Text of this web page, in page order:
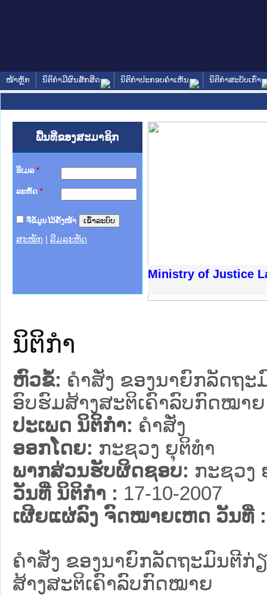
ໜ້າຫຼັກ ນິຕິກໍາມີຜົນສັກສິດ ນິຕິກໍາປະກອບຄໍາເຫັນ ນິຕິກໍາສະບັບເກົ່າ
ພື້ນທີ່ຂອງສະມາຊິກ
ອີເມລ *
ລະຫັດ *
ຈື່ຂໍ້ມູນໄວ້ຄັ້ງໜ້າ
ສະໝັກ ລືມລະຫັດ
Ministry of Justice
ຊາຊົນ ພາກເໜືອ
ການ
ກາງ
ກໃຕ້
ນຕຳຫຼວດປະຊາຊົນ
ສັນຕິບານປະຊາຊົນ
ກເໜືອ
ຊາຊົນ ພາກກາງ
ນິຕິກໍາ
ຫົວຂໍ້: ຄຳສັ່ງ ຂອງນາຍົກລັດຖະ
ອົບຮົມສ້າງສະຕິເຄົາລົບກົດໝາຍ
ປະເພດ ນິຕິກໍາ: ຄໍາສັ່ງ
ອອກໂດຍ: ກະຊວງ ຍຸຕິທໍາ
ພາກສ່ວນຮັບຜິດຊອບ: ກະຊວງ
ວັນທີ່ ນິຕິກໍາ : 17-10-2007
ເຜີຍແຜ່ລົງ ຈົດໝາຍເຫດ ວັນທີ່ :
ຄຳສັ່ງ ຂອງນາຍົກລັດຖະມົນຕີກ່
ສ້າງສະຕິເຄົາລົບກົດໝາຍ